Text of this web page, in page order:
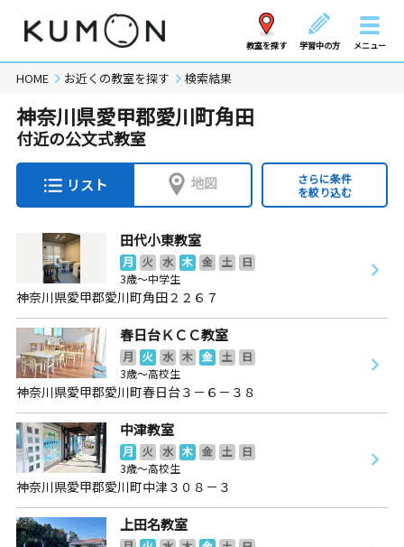
教室を探す 学習中の方 メニュー
HOME お近くの教室を探す 検索結果
神奈川県愛甲郡愛川町角田
付近の公文式教室
リスト 地図
さらに条件
を絞り込む
田代小東教室
月 火 水 木 金 土
日
3歳～中学生
神奈川県愛甲郡愛川町角田２２６７
春日台ＫＣＣ教室
月 火 水 木 金 土
日
3歳～高校生
神奈川県愛甲郡愛川町春日台３－６－３８
中津教室
月 火 水 木 金 土
日
3歳～高校生
神奈川県愛甲郡愛川町中津３０８－３
上田名教室